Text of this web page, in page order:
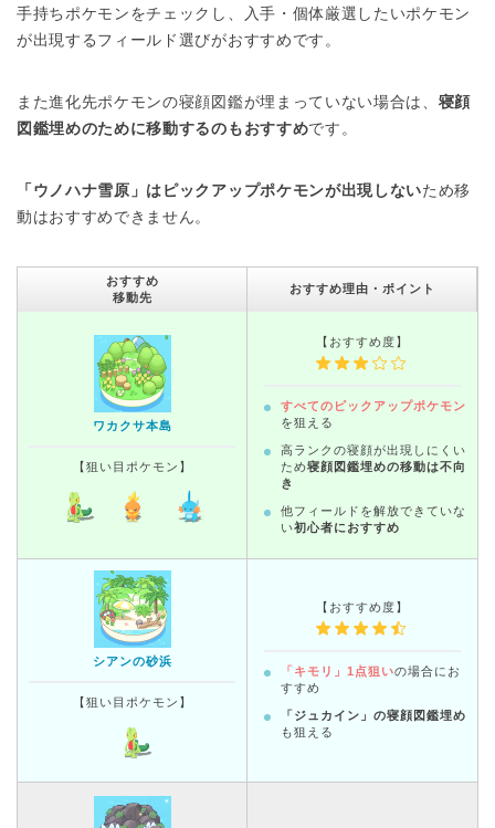
手持ちポケモンをチェックし、入手・個体厳選したいポケモン
が出現するフィールド選びがおすすめです。
また進化先ポケモンの寝顔図鑑が埋まっていない場合は、 寝顔
図鑑埋めのために移動するのもおすすめです。
「ウノハナ雪原」はピックアップポケモンが出現しないため移
動はおすすめできません。
おすすめ
移動先
おすすめ理由・ポイント
ワカクサ本島
【狙い目ポケモン】
【おすすめ度】
すべてのピックアップポケモン
を狙える
高ランクの寝顔が出現しにくい
ため寝顔図鑑埋めの移動は不向
き
他フィールドを解放できていな
い初心者におすすめ
シアンの砂浜
【狙い目ポケモン】
【おすすめ度】
「キモリ」1点狙いの場合にお
すすめ
「ジュカイン」の寝顔図鑑埋め
も狙える